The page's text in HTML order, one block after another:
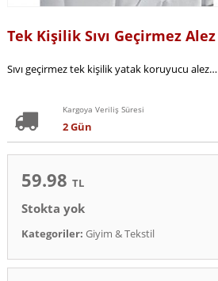
Tek Kişilik Sıvı Geçirmez Alez
Sıvı geçirmez tek kişilik yatak koruyucu alez…
Kargoya Veriliş Süresi
2 Gün
59.98TL
Stokta yok
Kategoriler:Giyim & Tekstil